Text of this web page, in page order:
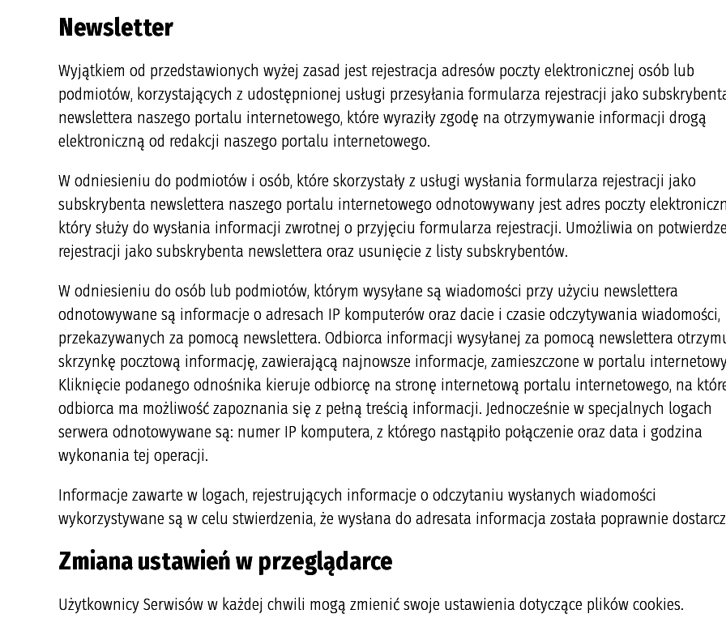
Newsletter
Wyjątkiem od przedstawionych wyżej zasad jest rejestracja adresów poczty elektronicznej osób lub
podmiotów, korzystających z udostępnionej usługi przesyłania formularza rejestracji jako
newslettera naszego portalu internetowego, które wyraziły zgodę na otrzymywanie informacji drogą
elektroniczną od redakcji naszego portalu internetowego.
W odniesieniu do podmiotów i osób, które skorzystały z usługi wysłania formularza rejestracji jako
subskrybenta newslettera naszego portalu internetowego odnotowywany jest adres poczty
który służy do wysłania informacji zwrotnej o przyjęciu formularza rejestracji. Umożliwia on
rejestracji jako subskrybenta newslettera oraz usunięcie z listy subskrybentów.
W odniesieniu do osób lub podmiotów, którym wysyłane są wiadomości przy użyciu newslettera
odnotowywane są informacje o adresach IP komputerów oraz dacie i czasie odczytywania wiadomości,
przekazywanych za pomocą newslettera. Odbiorca informacji wysyłanej za pomocą newslettera
skrzynkę pocztową informację, zawierającą najnowsze informacje, zamieszczone w portalu
Kliknięcie podanego odnośnika kieruje odbiorcę na stronę internetową portalu internetowego, na
odbiorca ma możliwość zapoznania się z pełną treścią informacji. Jednocześnie w specjalnych logach
serwera odnotowywane są: numer IP komputera, z którego nastąpiło połączenie oraz data i godzina
wykonania tej operacji.
Informacje zawarte w logach, rejestrujących informacje o odczytaniu wysłanych wiadomości
wykorzystywane są w celu stwierdzenia, że wysłana do adresata informacja została poprawnie
Zmiana ustawień w przeglądarce
Użytkownicy Serwisów w każdej chwili mogą zmienić swoje ustawienia dotyczące plików cookies.